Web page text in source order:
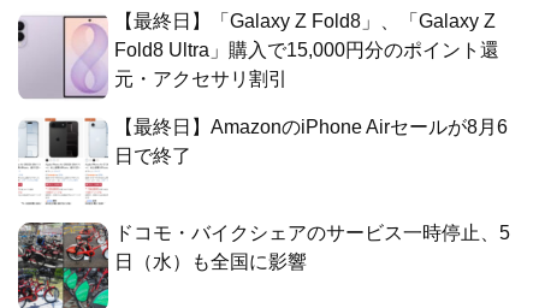
【最終日】「Galaxy Z Fold8」、「Galaxy Z
Fold8 Ultra」購入で15,000円分のポイント還
元・アクセサリ割引
【最終日】AmazonのiPhone Airセールが8月6
日で終了
ドコモ・バイクシェアのサービス一時停止、5
日（水）も全国に影響